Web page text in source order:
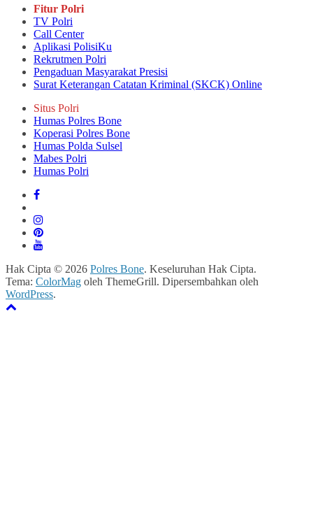
Fitur Polri
TV Polri
Call Center
Aplikasi PolisiKu
Rekrutmen Polri
Pengaduan Masyarakat Presisi
Surat Keterangan Catatan Kriminal (SKCK) Online
Situs Polri
Humas Polres Bone
Koperasi Polres Bone
Humas Polda Sulsel
Mabes Polri
Humas Polri
Hak Cipta © 2026 Polres Bone. Keseluruhan Hak Cipta.
Tema: ColorMag oleh ThemeGrill. Dipersembahkan oleh
WordPress.